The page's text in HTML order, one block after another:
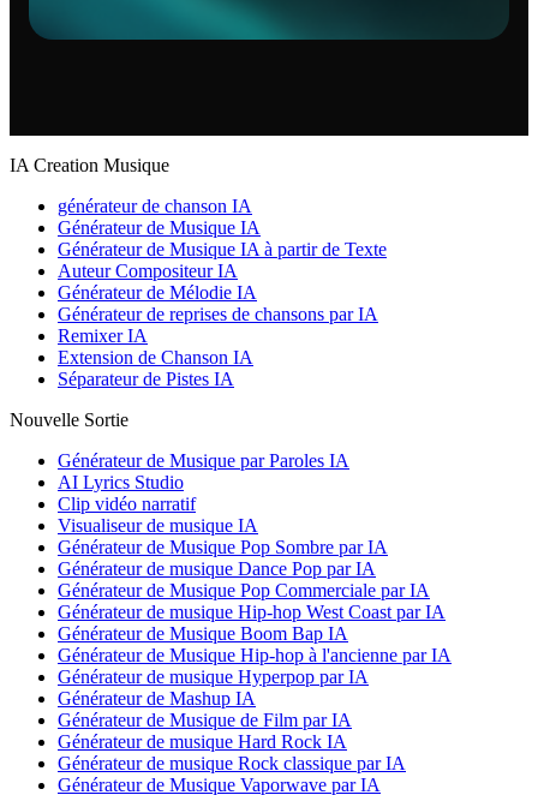
IA Creation Musique
générateur de chanson IA
Générateur de Musique IA
Générateur de Musique IA à partir de Texte
Auteur Compositeur IA
Générateur de Mélodie IA
Générateur de reprises de chansons par IA
Remixer IA
Extension de Chanson IA
Séparateur de Pistes IA
Nouvelle Sortie
Générateur de Musique par Paroles IA
AI Lyrics Studio
Clip vidéo narratif
Visualiseur de musique IA
Générateur de Musique Pop Sombre par IA
Générateur de musique Dance Pop par IA
Générateur de Musique Pop Commerciale par IA
Générateur de musique Hip-hop West Coast par IA
Générateur de Musique Boom Bap IA
Générateur de Musique Hip-hop à l'ancienne par IA
Générateur de musique Hyperpop par IA
Générateur de Mashup IA
Générateur de Musique de Film par IA
Générateur de musique Hard Rock IA
Générateur de musique Rock classique par IA
Générateur de Musique Vaporwave par IA